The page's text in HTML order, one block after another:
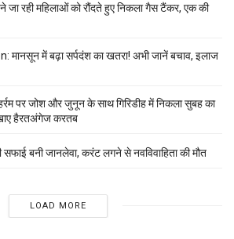
जा रही महिलाओं को रौंदते हुए निकला गैस टैंकर, एक की
में बढ़ा सर्पदंश का खतरा! अभी जानें बचाव, इलाज
पर जोश और जुनून के साथ गिरिडीह में निकला सुबह का
हैरतअंगेज करतब
बनी जानलेवा, करंट लगने से नवविवाहिता की मौत
LOAD MORE